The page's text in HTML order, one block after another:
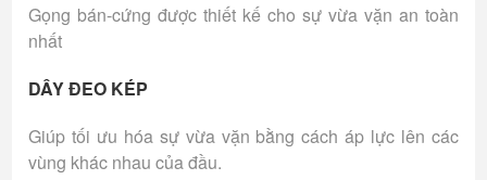
Gọng bán-cứng được thiết kế cho sự vừa vặn an toàn
nhất
DÂY ĐEO KÉP
Giúp tối ưu hóa sự vừa vặn bằng cách áp lực lên các
vùng khác nhau của đầu.